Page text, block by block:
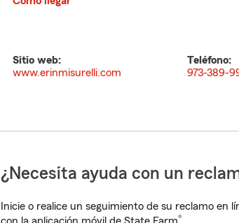
Sitio web:
www.erinmisurelli.com
Teléfono:
973-389-
¿Necesita ayuda con un
Inicie o realice un seguimiento de su reclamo en
®